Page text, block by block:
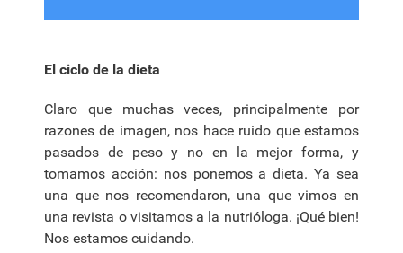
El ciclo de la dieta
Claro que muchas veces, principalmente por
razones de imagen, nos hace ruido que estamos
pasados de peso y no en la mejor forma, y
tomamos acción: nos ponemos a dieta. Ya sea
una que nos recomendaron, una que vimos en
una revista o visitamos a la nutrióloga. ¡Qué bien!
Nos estamos cuidando.